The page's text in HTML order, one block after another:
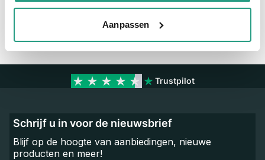
Aanpassen
Neem contact met ons op
Trustpilot
Schrijf u in voor de nieuwsbrief
Blijf op de hoogte van aanbiedingen, nieuwe
producten en meer!